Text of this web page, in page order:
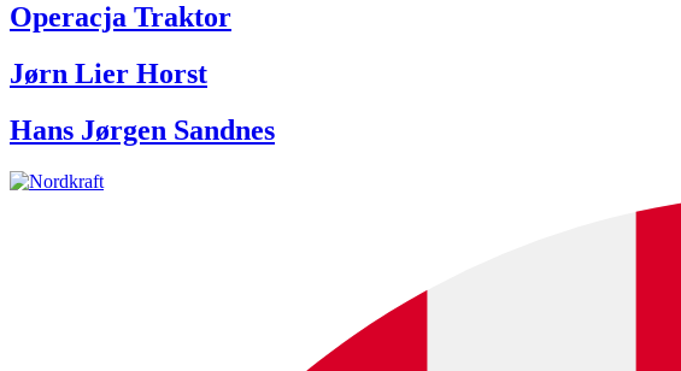
Operacja Traktor
Jørn Lier Horst
Hans Jørgen Sandnes